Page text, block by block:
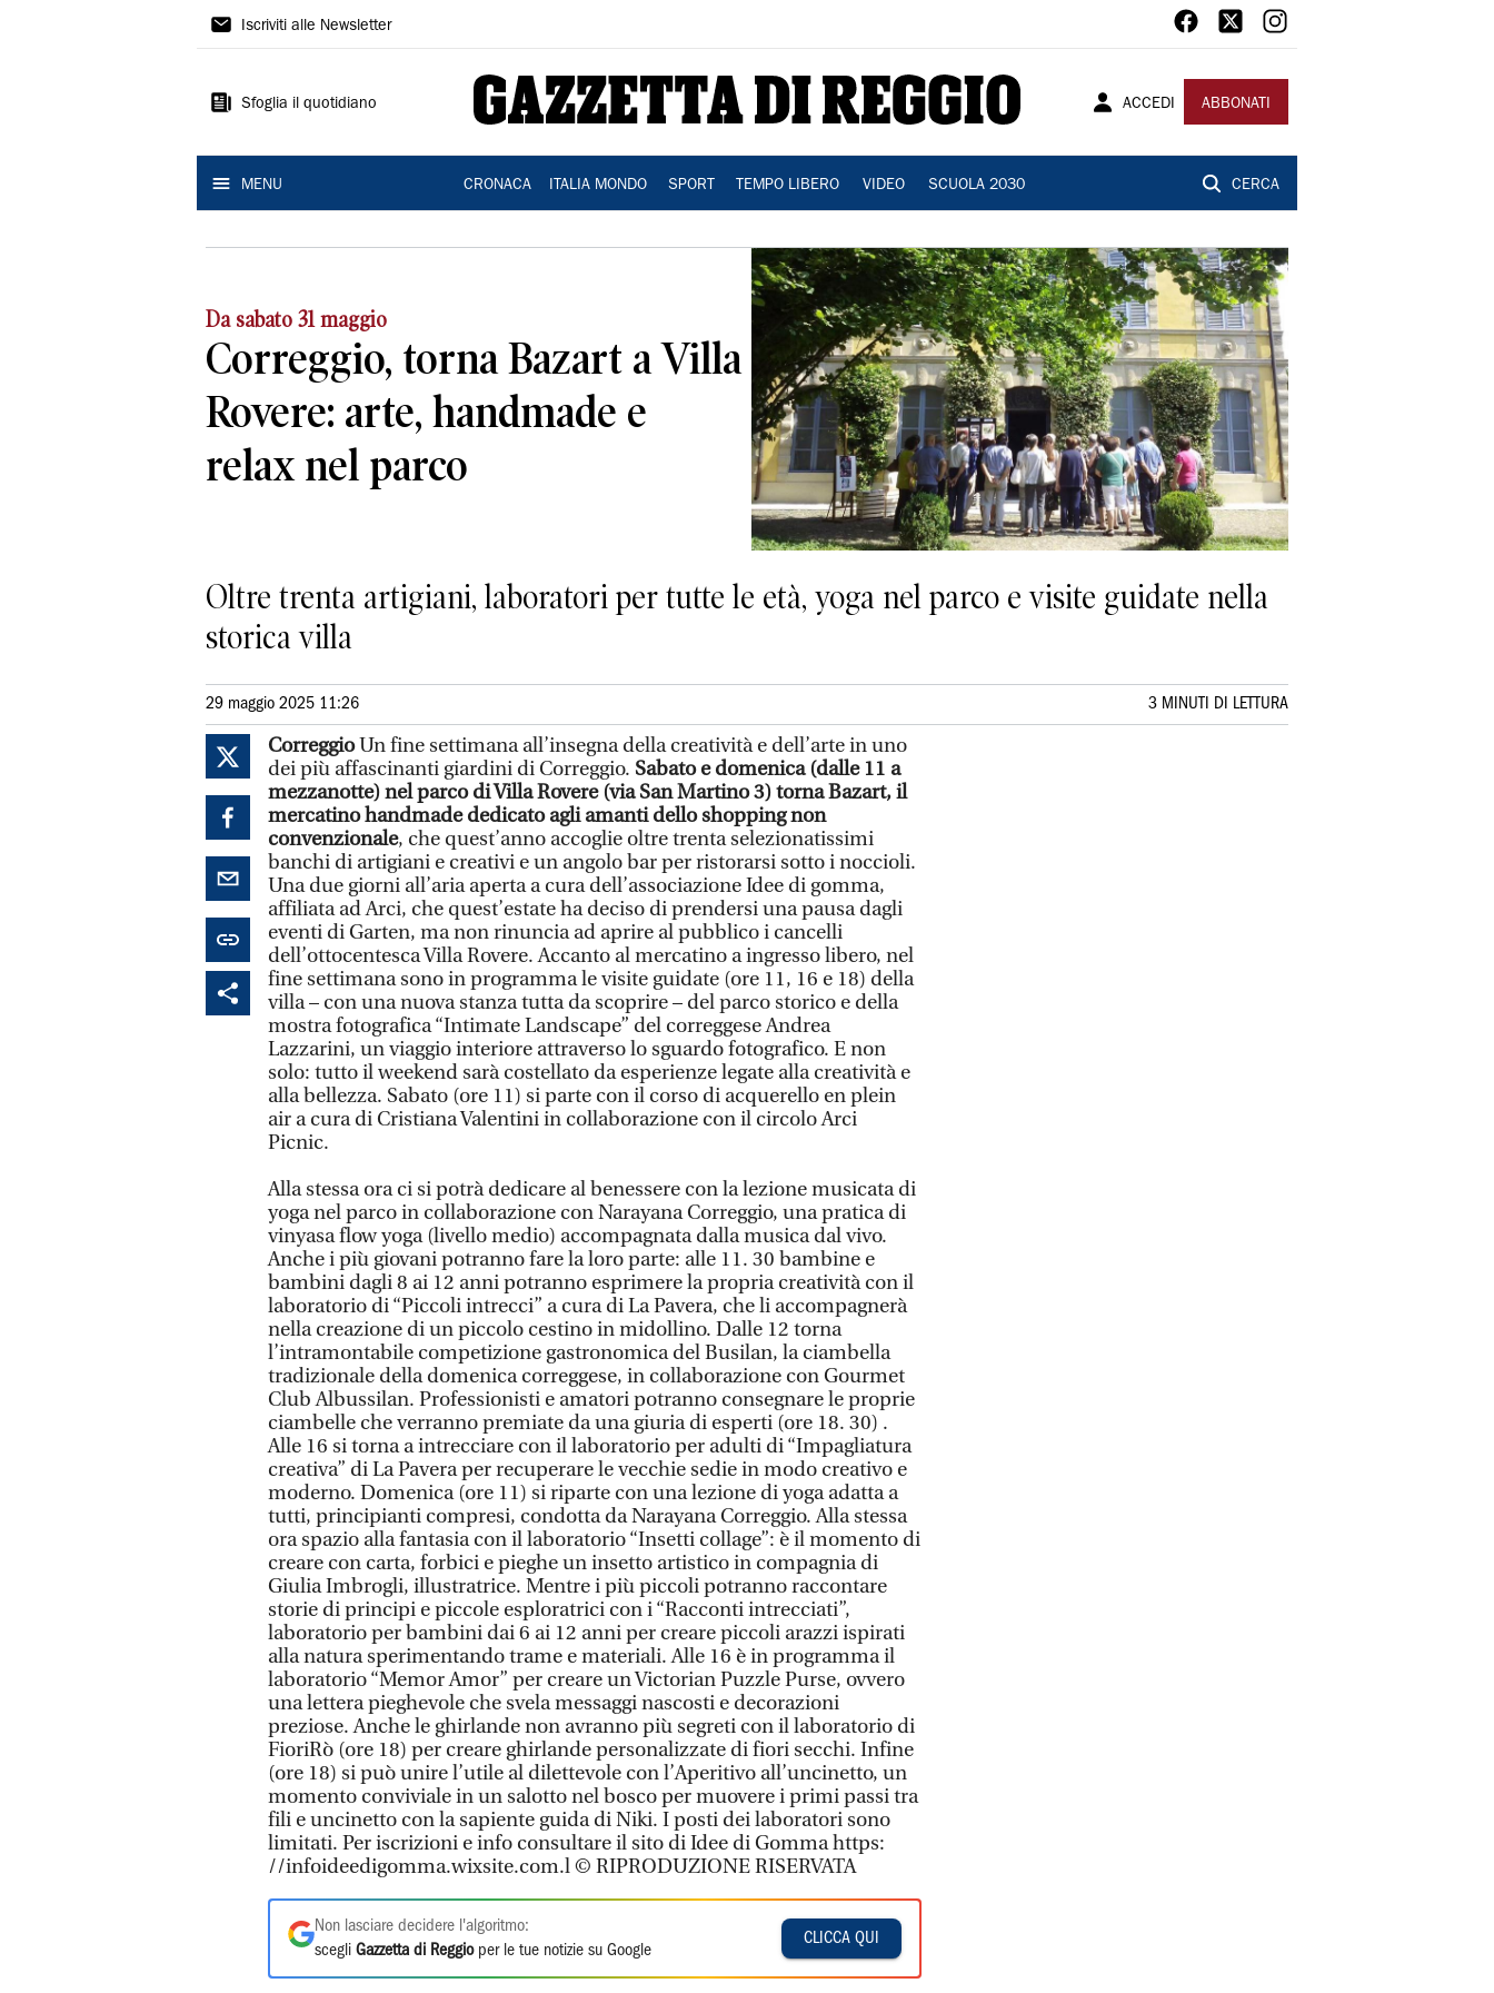
Gazzetta
Reggio
Iscriviti alle Newsletter
Sfoglia il quotidiano ACCEDI ABBONATI
MENU CRONACA ITALIA MONDO SPORT TEMPO LIBERO VIDEO SCUOLA 2030 CERCA
Da sabato 31 maggio
Correggio, torna Bazart a Villa
Rovere: arte, handmade e
relax nel parco
Oltre trenta artigiani, laboratori per tutte le età, yoga nel parco e visite guidate nella
storica villa
29 maggio 2025 11:26 3 MINUTI DI LETTURA
CorreggioUn fine settimana all’insegna della creatività e dell’arte in uno
dei più affascinanti giardini di Correggio. Sabato e domenica (dalle 11 a
mezzanotte) nel parco di Villa Rovere (via San Martino 3) torna Bazart, il
mercatino handmade dedicato agli amanti dello shopping non
convenzionale, che quest’anno accoglie oltre trenta selezionatissimi
banchi di artigiani e creativi e un angolo bar per ristorarsi sotto i noccioli.
Una due giorni all’aria aperta a cura dell’associazione Idee di gomma,
affiliata ad Arci, che quest’estate ha deciso di prendersi una pausa dagli
eventi di Garten, ma non rinuncia ad aprire al pubblico i cancelli
dell’ottocentesca Villa Rovere. Accanto al mercatino a ingresso libero, nel
fine settimana sono in programma le visite guidate (ore 11, 16 e 18) della
villa – con una nuova stanza tutta da scoprire – del parco storico e della
mostra fotografica “Intimate Landscape” del correggese Andrea
Lazzarini, un viaggio interiore attraverso lo sguardo fotografico. E non
solo: tutto il weekend sarà costellato da esperienze legate alla creatività e
alla bellezza. Sabato (ore 11) si parte con il corso di acquerello en plein
air a cura di Cristiana Valentini in collaborazione con il circolo Arci
Picnic.
Alla stessa ora ci si potrà dedicare al benessere con la lezione musicata di
yoga nel parco in collaborazione con Narayana Correggio, una pratica di
vinyasa flow yoga (livello medio) accompagnata dalla musica dal vivo.
Anche i più giovani potranno fare la loro parte: alle 11. 30 bambine e
bambini dagli 8 ai 12 anni potranno esprimere la propria creatività con il
laboratorio di “Piccoli intrecci” a cura di La Pavera, che li accompagnerà
nella creazione di un piccolo cestino in midollino. Dalle 12 torna
l’intramontabile competizione gastronomica del Busilan, la ciambella
tradizionale della domenica correggese, in collaborazione con Gourmet
Club Albussilan. Professionisti e amatori potranno consegnare le proprie
ciambelle che verranno premiate da una giuria di esperti (ore 18. 30) .
Alle 16 si torna a intrecciare con il laboratorio per adulti di “Impagliatura
creativa” di La Pavera per recuperare le vecchie sedie in modo creativo e
moderno. Domenica (ore 11) si riparte con una lezione di yoga adatta a
tutti, principianti compresi, condotta da Narayana Correggio. Alla stessa
ora spazio alla fantasia con il laboratorio “Insetti collage”: è il momento di
creare con carta, forbici e pieghe un insetto artistico in compagnia di
Giulia Imbrogli, illustratrice. Mentre i più piccoli potranno raccontare
storie di principi e piccole esploratrici con i “Racconti intrecciati”,
laboratorio per bambini dai 6 ai 12 anni per creare piccoli arazzi ispirati
alla natura sperimentando trame e materiali. Alle 16 è in programma il
laboratorio “Memor Amor” per creare un Victorian Puzzle Purse, ovvero
una lettera pieghevole che svela messaggi nascosti e decorazioni
preziose. Anche le ghirlande non avranno più segreti con il laboratorio di
FioriRò (ore 18) per creare ghirlande personalizzate di fiori secchi. Infine
(ore 18) si può unire l’utile al dilettevole con l’Aperitivo all’uncinetto, un
momento conviviale in un salotto nel bosco per muovere i primi passi tra
fili e uncinetto con la sapiente guida di Niki. I posti dei laboratori sono
limitati. Per iscrizioni e info consultare il sito di Idee di Gomma https:
//infoideedigomma.wixsite.com.l © RIPRODUZIONE RISERVATA
Non lasciare decidere l'algoritmo:
scegli Gazzetta di Reggioper le tue notizie su Google
CLICCA QUI